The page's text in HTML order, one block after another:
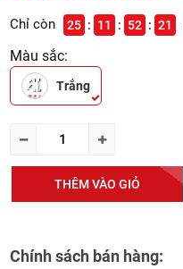
Chỉ còn 25 11 52 19
Màu sắc:
Trắng
Chính sách bán hàng:
THÊM VÀO GIỎ